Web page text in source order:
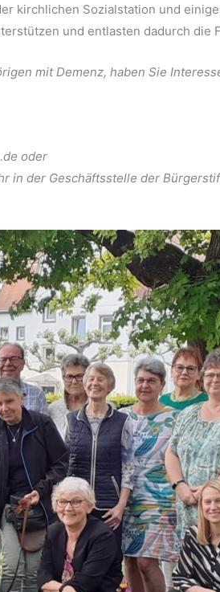
kirchlichen Sozialstation und
und entlasten dadurch die
mit Demenz, haben Sie
oder
in der Geschäftsstelle der